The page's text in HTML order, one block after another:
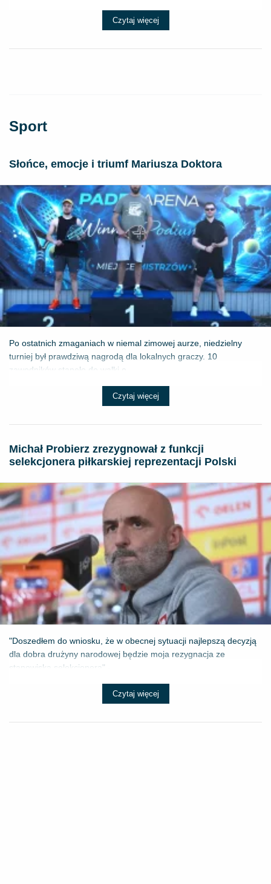
Czytaj więcej
Sport
Słońce, emocje i triumf Mariusza Doktora
Po ostatnich zmaganiach w niemal zimowej aurze, niedzielny
turniej był prawdziwą nagrodą dla lokalnych graczy. 10
zawodników stanęło do walki o ...
Czytaj więcej
Michał Probierz zrezygnował z funkcji
selekcjonera piłkarskiej reprezentacji Polski
"Doszedłem do wniosku, że w obecnej sytuacji najlepszą decyzją
dla dobra drużyny narodowej będzie moja rezygnacja ze
stanowiska selekcjonera" - ...
Czytaj więcej